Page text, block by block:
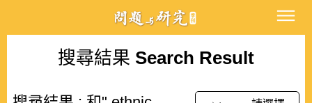
搜尋結果 Search Result